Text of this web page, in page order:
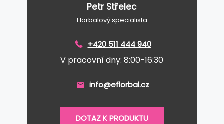
Petr Střelec
Florbalový specialista
+420 511 444 940
V pracovní dny: 8:00-16:30
info@eflorbal.cz
DOTAZ K PRODUKTU